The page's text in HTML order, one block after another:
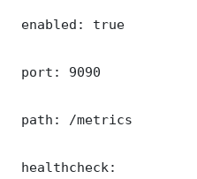
enabled: true
port: 9090
path: /metrics
healthcheck: